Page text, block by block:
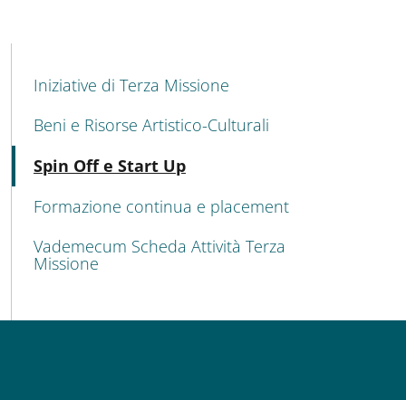
MENU CEV SECOND NAVIGATION
Iniziative di Terza Missione
Beni e Risorse Artistico-Culturali
Spin Off e Start Up
Formazione continua e placement
Vademecum Scheda Attività Terza
Missione